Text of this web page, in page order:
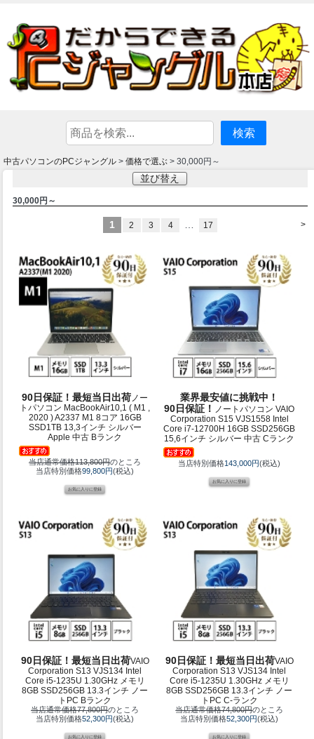
中古パソコンのPCジャングル > 価格で選ぶ > 30,000円～
並び替え
30,000円～
>
1 2 3 4 17
90日保証！最短当日出荷ノー
トパソコン MacBookAir10,1 ( M1 ,
2020 ) A2337 M1 8コア 16GB
SSD1TB 13,3インチ シルバー
Apple 中古 Bランク
当店通常価格113,800円のところ
当店特別価格99,800円(税込)
業界最安値に挑戦中！
90日保証！ ノートパソコン VAIO
Corporation S15 VJS1558 Intel
Core i7-12700H 16GB SSD256GB
15,6インチ シルバー 中古 Cランク
当店特別価格143,000円(税込)
90日保証！最短当日出荷VAIO
Corporation S13 VJS134 Intel
Core i5-1235U 1.30GHz メモリ
8GB SSD256GB 13.3インチ ノー
トPC Bランク
当店通常価格77,800円のところ
当店特別価格52,300円(税込)
90日保証！最短当日出荷VAIO
Corporation S13 VJS134 Intel
Core i5-1235U 1.30GHz メモリ
8GB SSD256GB 13.3インチ ノー
トPC C-ランク
当店通常価格74,800円のところ
当店特別価格52,300円(税込)